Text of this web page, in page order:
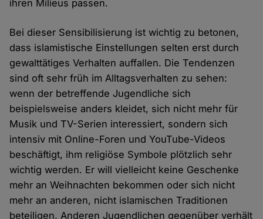
ihren Milieus passen.
Bei dieser Sensibilisierung ist wichtig zu betonen,
dass islamistische Einstellungen selten erst durch
gewalttätiges Verhalten auffallen. Die Tendenzen
sind oft sehr früh im Alltagsverhalten zu sehen:
wenn der betreffende Jugendliche sich
beispielsweise anders kleidet, sich nicht mehr für
Musik und TV-Serien interessiert, sondern sich
intensiv mit Online-Foren und YouTube-Videos
beschäftigt, ihm religiöse Symbole plötzlich sehr
wichtig werden. Er will vielleicht keine Geschenke
mehr an Weihnachten bekommen oder sich nicht
mehr an anderen, nicht islamischen Traditionen
beteiligen. Anderen Jugendlichen gegenüber verhält